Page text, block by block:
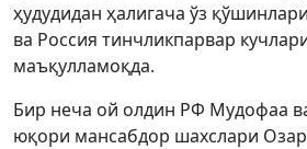
ҳудудидан ҳалигача ўз
ва Россия тинчликпарвар
маъқулламоқда.
Бир неча ой олдин РФ Мудофаа
юқори мансабдор шахслари